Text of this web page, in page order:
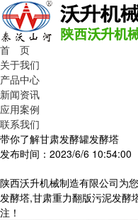
首 页
关于我们
产品中心
新闻资讯
应用案例
联系我们
带你了解甘肃发酵罐发酵塔
发布时间：2023/6/6 10:54:00
陕西沃升机械制造有限公司为
发酵塔,甘肃重力翻版污泥发酵
注！